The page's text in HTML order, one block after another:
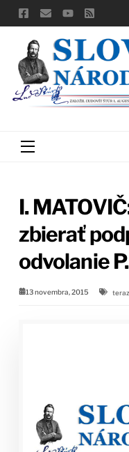
Skip
to
content
Menu
I.
zbierať
odvolanie
13 novembra, 2015